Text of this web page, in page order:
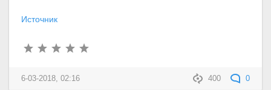
Источник
400 0
6-03-2018, 02:16